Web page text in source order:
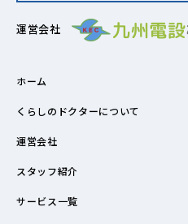
運営会社
ホーム
くらしのドクターについて
運営会社
スタッフ紹介
サービス一覧